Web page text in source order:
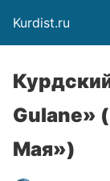
Kurdist.ru
Gulane»
Мая»)